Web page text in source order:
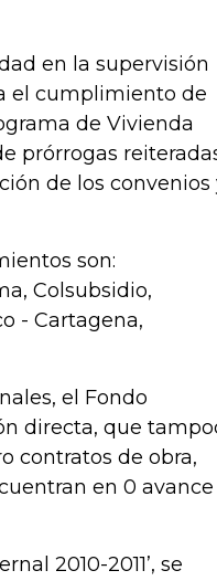
en la supervisión
el cumplimiento de
de Vivienda
prórrogas
de los convenios
son:
Colsubsidio,
- Cartagena,
el Fondo
directa, que
contratos de obra,
en 0 avance
2010-2011’, se